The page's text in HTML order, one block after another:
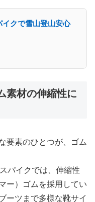
クで雪山登山安心
素材の伸縮性に
要素のひとつが、ゴム
パイク では、伸縮性
ー）ゴムを採用してい
ーツまで多様な靴サイ